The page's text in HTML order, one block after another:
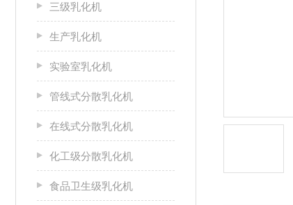
三级乳化机
生产乳化机
实验室乳化机
管线式分散乳化机
在线式分散乳化机
化工级分散乳化机
食品卫生级乳化机